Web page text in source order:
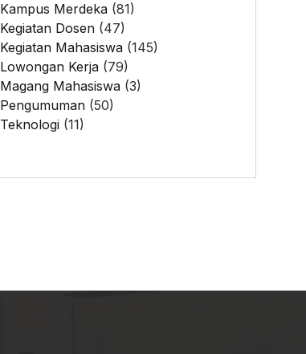
Kampus Merdeka (81)
Kegiatan Dosen (47)
Kegiatan Mahasiswa (145)
Lowongan Kerja (79)
Magang Mahasiswa (3)
Pengumuman (50)
Teknologi (11)